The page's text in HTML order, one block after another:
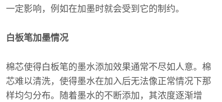
一定影响，例如在加墨时就会受到它的制约。
白板笔加墨情况
棉芯使得白板笔的墨水添加效果通常不尽如人意。棉
芯难以清洗，使得墨水在加入后无法像正常情况下那
样均匀分布。随着墨水的不断添加，其浓度逐渐增